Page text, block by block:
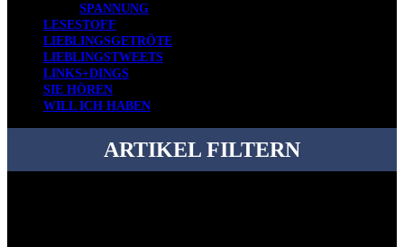
SPANNUNG
LESESTOFF
LIEBLINGSGETRÖTE
LIEBLINGSTWEETS
LINKS+DINGS
SIE HÖREN
WILL ICH HABEN
ARTIKEL FILTERN